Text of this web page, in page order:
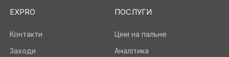
EXPRO
Контакти
Заходи
ПОСЛУГИ
Ціни на пальне
Аналітика